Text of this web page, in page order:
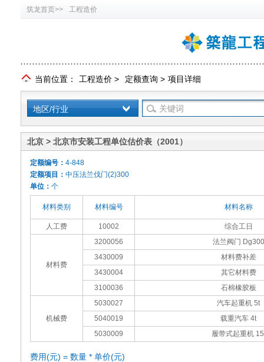
筑龙首页>> 工程造价
当前位置： 工程造价 > 定额查询 > 项目详细
地区/行业
北京 > 北京市安装工程单位估价表（2001）
定额编号： 4-848
定额项目： 中压法兰伐门(2)300
单位： 个
材料类别 材料编号 材料名称
人工费 10002 综合工日
材料费
3200056
法兰阀门 Dg300
3430009
材料费补差
3430004
其它材料费
3100036
石棉橡胶板
机械费
5030027
汽车起重机 5t
5040019
载重汽车 4t
5030009
履带式起重机
费用(元) = 数量 * 单价(元)